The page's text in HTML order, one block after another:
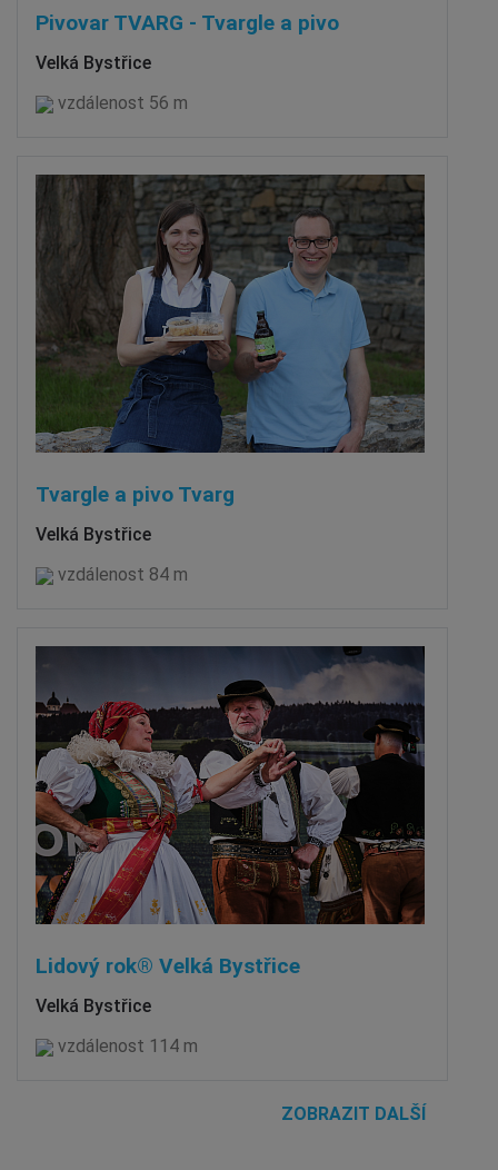
Pivovar TVARG - Tvargle a pivo
Velká Bystřice
vzdálenost 56 m
Tvargle a pivo Tvarg
Velká Bystřice
vzdálenost 84 m
Lidový rok® Velká Bystřice
Velká Bystřice
vzdálenost 114 m
ZOBRAZIT DALŠÍ